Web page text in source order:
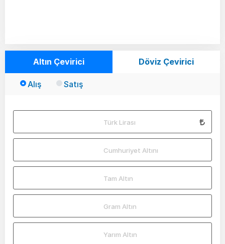
Altın Çevirici Döviz Çevirici
Alış Satış
Türk Lirası
Cumhuriyet Altını
Tam Altın
Gram Altın
Yarım Altın